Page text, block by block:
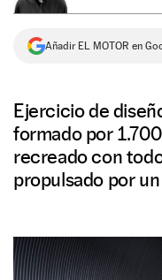
Añadir EL MOTOR en
Ejercicio de
formado por
recreado con
propulsado por